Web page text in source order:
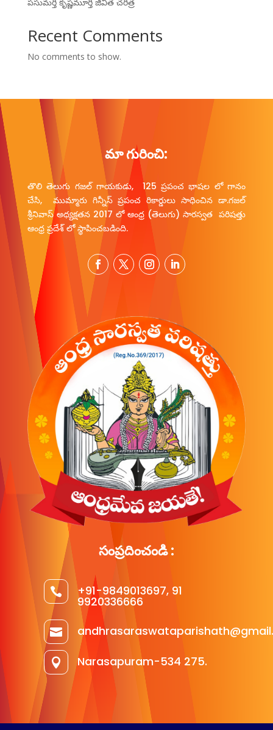
Recent Comments
No comments to show.
మా గురించి:
తొలి తెలుగు గజల్ గాయకుడు, 125 ప్రపంచ భాషల లో గానం
చేసి, ముమ్మారు గిన్నీస్ ప్రపంచ రికార్డులు సాధించిన డా.గజల్
శ్రీనివాస్ అధ్యక్షతన 2017 లో ఆంధ్ర (తెలుగు) సారస్వత పరిషత్తు
ఆంధ్ర ప్రదేశ్ లో స్థాపించబడింది.
సంప్రదించండి :
 +91-9849013697, 91
9920336666

 Narasapuram-534 275.